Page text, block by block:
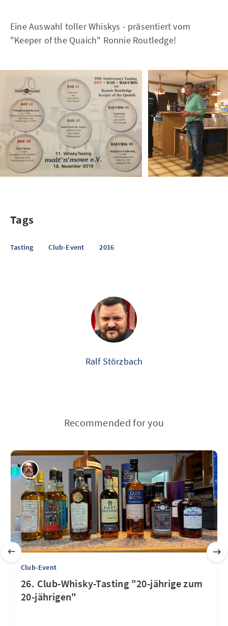
Eine Auswahl toller Whiskys - präsentiert vom
"Keeper of the Quaich" Ronnie Routledge!
Tags
Tasting Club-Event 2016
Ralf Störzbach
Recommended for you
Club-Event
26. Club-Whisky-Tasting "20-jährige zum
20-jährigen"